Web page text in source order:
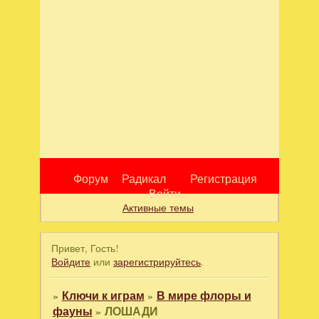
Форум Радикал
Регистрация
Войти
Активные темы
Привет, Гость!
Войдите илизарегистрируйтесь.
» Ключи к играм » В мире флоры и
фауны » ЛОШАДИ